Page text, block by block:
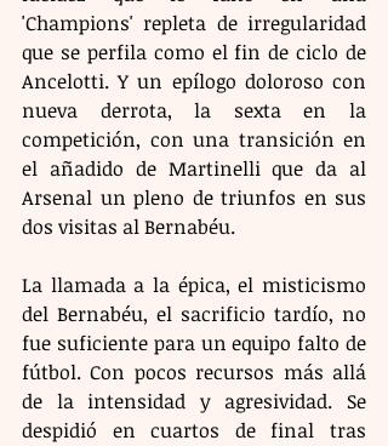
'Champions' repleta de irregularidad
que se perfila como el fin de ciclo de
Ancelotti. Y un epílogo doloroso con
nueva derrota, la sexta en la
competición, con una transición en
el añadido de Martinelli que da al
Arsenal un pleno de triunfos en sus
dos visitas al Bernabéu.
La llamada a la épica, el misticismo
del Bernabéu, el sacrificio tardío, no
fue suficiente para un equipo falto de
fútbol. Con pocos recursos más allá
de la intensidad y agresividad. Se
despidió en cuartos de final tras